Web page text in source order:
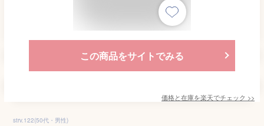
この商品をサイトでみる
価格と在庫を楽天でチェック >>
strv.122(50代・男性)